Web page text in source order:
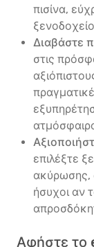
πισίνα,
Διαβάστε
στις
επιλέξτε
ακύρωσης,
ήσυχοι αν
Αφήστε το